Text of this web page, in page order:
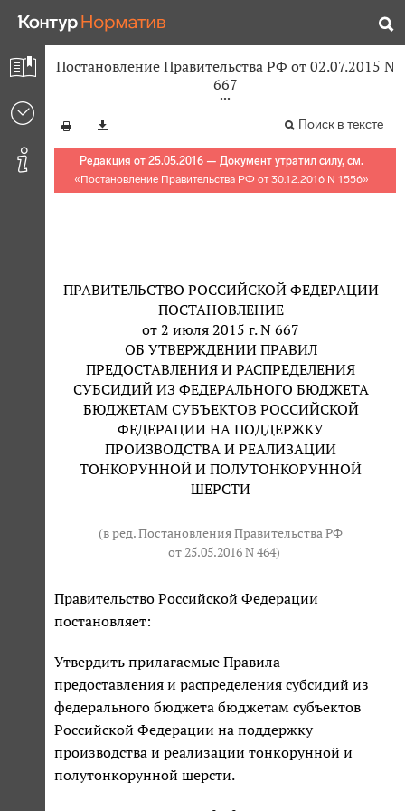
Постановление Правительства РФ от 02.07.2015 N
667
Поиск в тексте
Редакция от 25.05.2016 — Документ утратил силу, см.
«Постановление Правительства РФ от 30.12.2016 N 1556»
ПРАВИТЕЛЬСТВО РОССИЙСКОЙ ФЕДЕРАЦИИ
ПОСТАНОВЛЕНИЕ
от 2 июля 2015 г. N 667
ОБ УТВЕРЖДЕНИИ ПРАВИЛ
ПРЕДОСТАВЛЕНИЯ И РАСПРЕДЕЛЕНИЯ
СУБСИДИЙ ИЗ ФЕДЕРАЛЬНОГО БЮДЖЕТА
БЮДЖЕТАМ СУБЪЕКТОВ РОССИЙСКОЙ
ФЕДЕРАЦИИ НА ПОДДЕРЖКУ
ПРОИЗВОДСТВА И РЕАЛИЗАЦИИ
ТОНКОРУННОЙ И ПОЛУТОНКОРУННОЙ
ШЕРСТИ
(в ред. Постановления Правительства РФ
от 25.05.2016 N 464)
Правительство Российской Федерации
постановляет:
Утвердить прилагаемые Правила
предоставления и распределения субсидий из
федерального бюджета бюджетам субъектов
Российской Федерации на поддержку
производства и реализации тонкорунной и
полутонкорунной шерсти.